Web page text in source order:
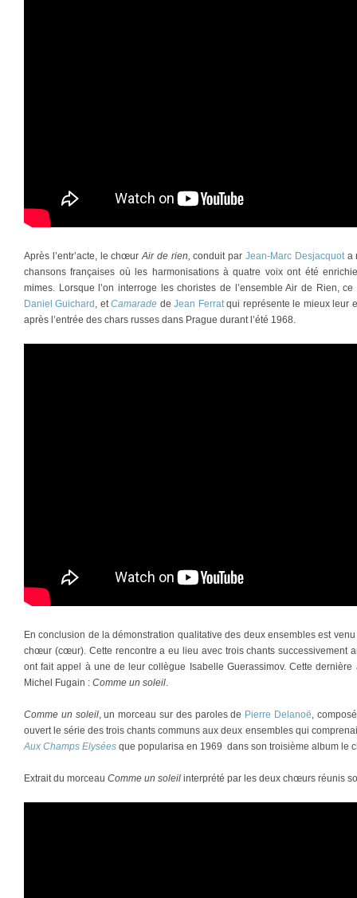
Après l’entr’acte, le chœurAir de rien, conduit parJean-Marc Desjacquota
chansons françaises où les harmonisations à quatre voix ont été
mimes. Lorsque l’on interroge les choristes de l’ensemble Air de Rien,
Daniel Guichard , etCamarade deJean Ferratqui représente le mieux leur
après l’entrée des chars russes dans Prague durant l’été 1968.
En conclusion de la démonstration qualitative des deux ensembles est
chœur (cœur). Cette rencontre a eu lieu avec trois chants successivement
ont fait appel à une de leur collègue Isabelle Guerassimov. Cette
Michel Fugain : Comme un soleil
Comme un soleil, un morceau sur des paroles de Pierre Delanoë ,
ouvert le série des trois chants communs aux deux ensembles qui
Aux Champs Elysées que popularisa en 1969 dans son troisième album le
Extrait du morceau Comme un soleil interprété par les deux chœurs réunis